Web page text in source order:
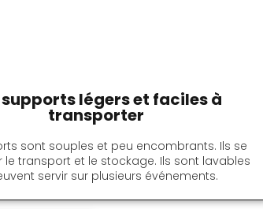
supports légers et faciles à
transporter
sont souples et peu encombrants. Ils se
le transport et le stockage. Ils sont lavables
servir sur plusieurs événements.